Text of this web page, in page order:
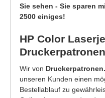
Sie sehen - Sie sparen
2500 einiges!
HP Color
Wir von
unseren Kunden einen
Bestellablauf zu